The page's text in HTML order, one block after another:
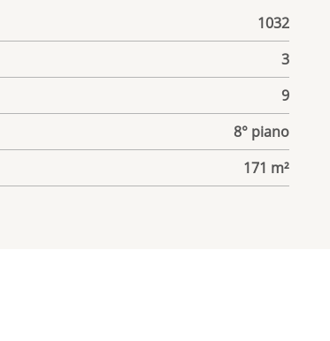
1032
3
9
8° piano
171 m²